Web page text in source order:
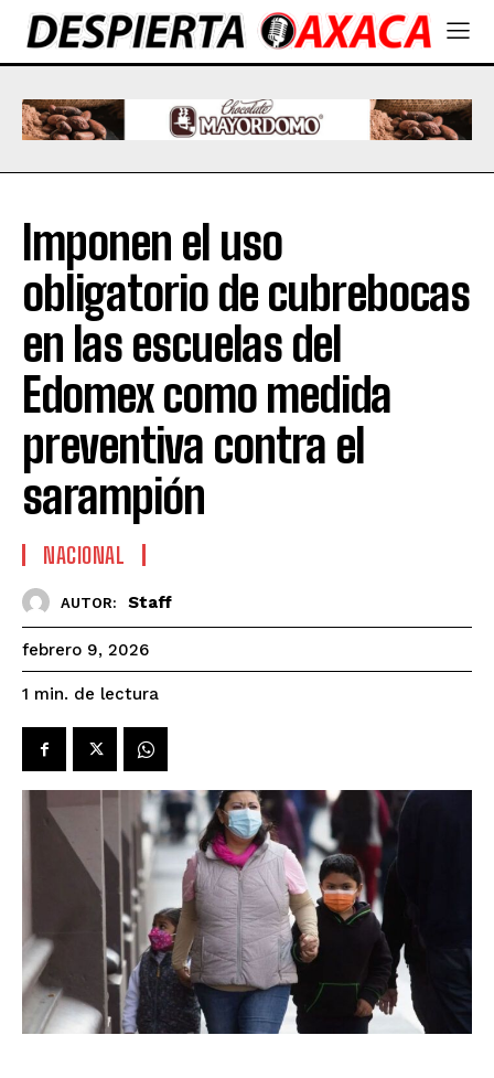
Imponen el uso
obligatorio de cubrebocas
en las escuelas del
Edomex como medida
preventiva contra el
sarampión
NACIONAL
AUTOR: Staff
febrero 9, 2026
1 min. de lectura